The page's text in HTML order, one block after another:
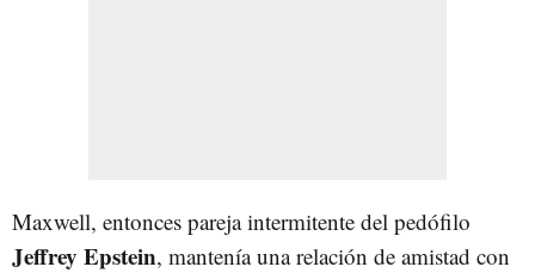
Maxwell, entonces pareja intermitente del pedófilo
Jeffrey Epstein, mantenía una relación de amistad con